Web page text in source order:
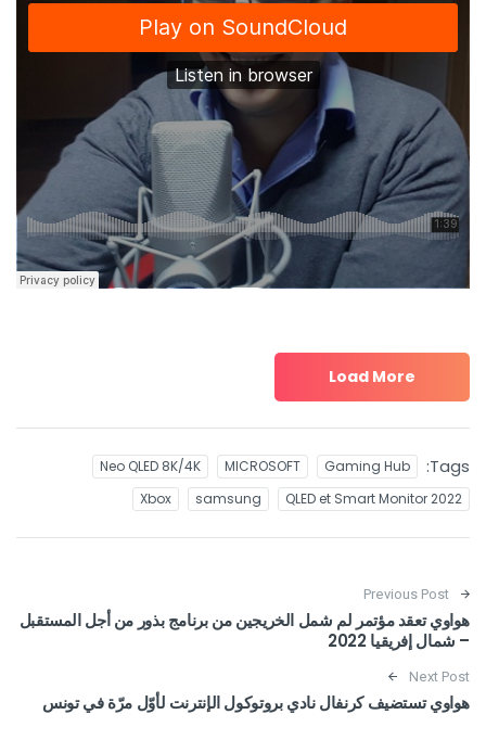
Load More
Tags:
Gaming Hub
MICROSOFT
Neo QLED 8K/4K
QLED et Smart Monitor 2022
samsung
Xbox
Post navigation
Previous Post
هواوي تعقد مؤتمر لم شمل الخريجين من برنامج بذور من أجل المستقبل
– شمال إفريقيا 2022
Next Post
هواوي تستضيف كرنفال نادي بروتوكول الإنترنت لأوّل مرّة في تونس